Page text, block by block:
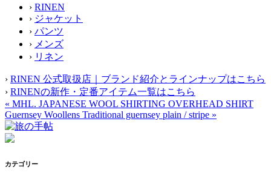
› RINEN
› ジャケット
› パンツ
› メンズ
› リネン
› RINEN 公式取扱店｜ブランド紹介とラインナップはこちら
› RINENの新作・定番アイテム一覧はこちら
« MHL. JAPANESE WOOL SHIRTING OVERHEAD SHIRT
Guernsey Woollens Traditional guernsey plain / stripe »
カテゴリー